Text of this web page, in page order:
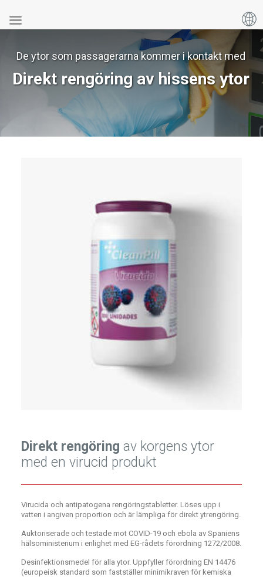
Direkt rengöring av hissens ytor
De ytor som passagerarna kommer i kontakt med
Direkt rengöring av korgens ytor
med en virucid produkt
Virucida och antipatogena rengöringstabletter. Löses upp i
vatten i angiven proportion och är lämpliga för direkt ytrengöring.
Auktoriserade och testade mot COVID-19 och ebola av Spaniens
hälsoministerium i enlighet med EG-rådets förordning 1272/2008.
Desinfektionsmedel för alla ytor. Uppfyller förordning EN 14476
(europeisk standard som fastställer minimikraven för kemiska